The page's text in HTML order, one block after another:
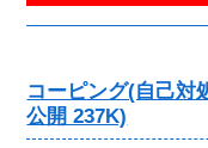
コーピング(自己対
公開 237K)